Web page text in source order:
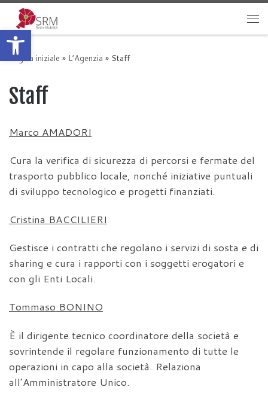
Apri la barra degli strumenti
Passa al contenuto
Pagina iniziale » L’Agenzia » Staff
Staff
Marco AMADORI
Cura la verifica di sicurezza di percorsi e fermate del
trasporto pubblico locale, nonché iniziative puntuali
di sviluppo tecnologico e progetti finanziati.
Cristina BACCILIERI
Gestisce i contratti che regolano i servizi di sosta e di
sharing e cura i rapporti con i soggetti erogatori e
con gli Enti Locali.
Tommaso BONINO
È il dirigente tecnico coordinatore della società e
sovrintende il regolare funzionamento di tutte le
operazioni in capo alla società. Relaziona
all’Amministratore Unico.